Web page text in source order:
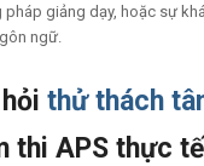
pháp giảng dạy, hoặc sự
ngữ.
thử thách
thi APS thực